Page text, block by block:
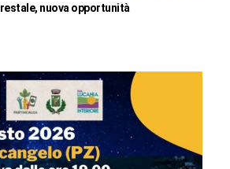
nuova opportunità